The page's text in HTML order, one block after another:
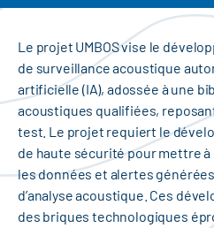
Le projet UMBOS vise le
de surveillance acoustique
artificielle (IA), adossée à une
acoustiques qualifiées,
test. Le projet requiert le
de haute sécurité pour mettre
les données et alertes
d’analyse acoustique. Ces
des briques technologiques